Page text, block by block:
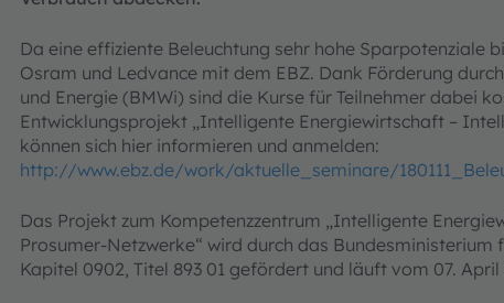
Da eine effiziente Beleuchtung sehr hohe Sparpotenziale
Osram und Ledvance mit dem EBZ. Dank Förderung
und Energie (BMWi) sind die Kurse für Teilnehmer dabei
Entwicklungsprojekt „Intelligente Energiewirtschaft –
können sich hier informieren und anmelden:
http://www.ebz.de/work/aktuelle_seminare/
Das Projekt zum Kompetenzzentrum „Intelligente
Prosumer-Netzwerke“ wird durch das
Kapitel 0902, Titel 893 01 gefördert und läuft vom 07. April